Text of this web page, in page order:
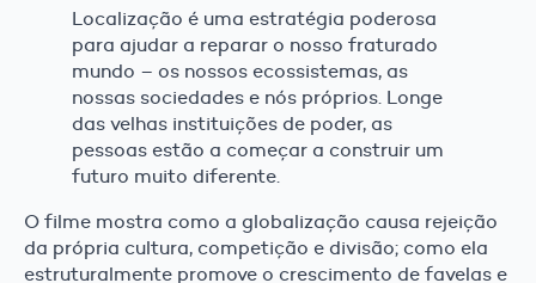
Localização é uma estratégia poderosa
para ajudar a reparar o nosso fraturado
mundo – os nossos ecossistemas, as
nossas sociedades e nós próprios. Longe
das velhas instituições de poder, as
pessoas estão a começar a construir um
futuro muito diferente.
O filme mostra como a globalização causa rejeição
da própria cultura, competição e divisão; como ela
estruturalmente promove o crescimento de favelas e